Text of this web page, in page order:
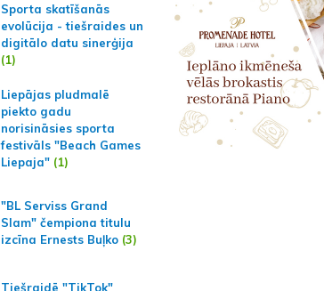
Sporta skatīšanās
evolūcija - tiešraides un
digitālo datu sinerģija
(1)
Liepājas pludmalē
piekto gadu
norisināsies sporta
festivāls "Beach Games
Liepaja" (1)
"BL Serviss Grand
Slam" čempiona titulu
izcīna Ernests Buļko (3)
Tiešraidē "TikTok"